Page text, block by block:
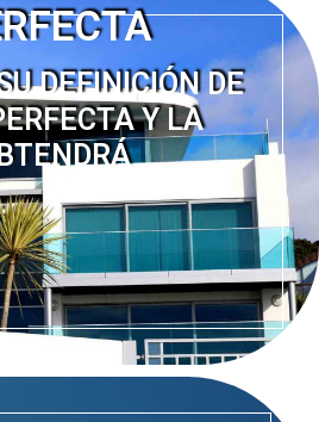
DEFINICIÓN DE
Y LA